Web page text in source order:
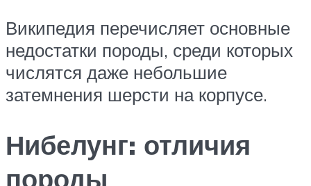
Википедия перечисляет основные
недостатки породы, среди которых
числятся даже небольшие
затемнения шерсти на корпусе.
Нибелунг: отличия
породы